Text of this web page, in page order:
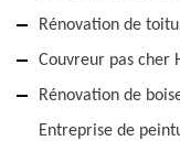
Rénovation de
Couvreur pas cher
Rénovation de
Entreprise de